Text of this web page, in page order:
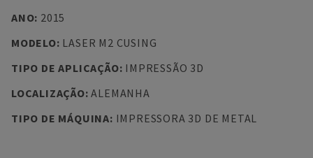
ANO: 2015
MODELO: LASER M2 CUSING
TIPO DE APLICAÇÃO: IMPRESSÃO 3D
LOCALIZAÇÃO:ALEMANHA
TIPO DE MÁQUINA: IMPRESSORA 3D DE METAL